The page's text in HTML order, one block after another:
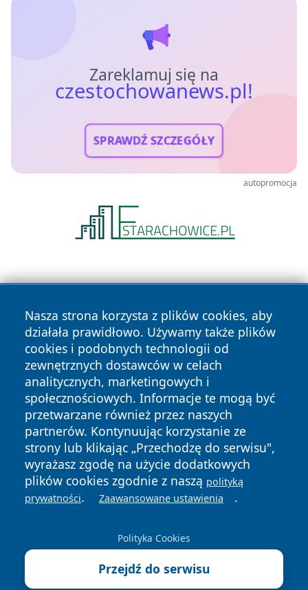
Zareklamuj się na
czestochowanews.pl!
SPRAWDŹ SZCZEGÓŁY
autopromocja
Nasza strona korzysta z plików cookies, aby
działała prawidłowo. Używamy także plików
cookies i podobnych technologii od
zewnętrznych dostawców w celach
analitycznych, marketingowych i
społecznościowych. Informacje te mogą być
przetwarzane również przez naszych
partnerów. Kontynuując korzystanie ze
strony lub klikając „Przechodzę do serwisu",
wyrażasz zgodę na użycie dodatkowych
plików cookies zgodnie z naszą polityką
prywatności. Zaawansowane ustawienia .
Polityka Cookies
Przejdź do serwisu
Copyright © 2026 czestochowanews.pl Wszystkie prawa
zastrzeżone.
News Autorzy
Polityka
Prywatności
Polityka
Cookies
cześć